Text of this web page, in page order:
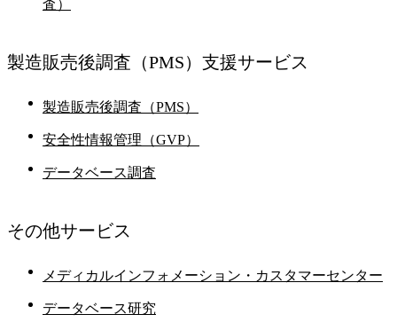
査）
製造販売後調査 （PMS）支援サービス
製造販売後調査（PMS）
安全性情報管理（GVP）
データベース調査
その他サービス
メディカルインフォメーション・カスタマーセンター
データベース研究